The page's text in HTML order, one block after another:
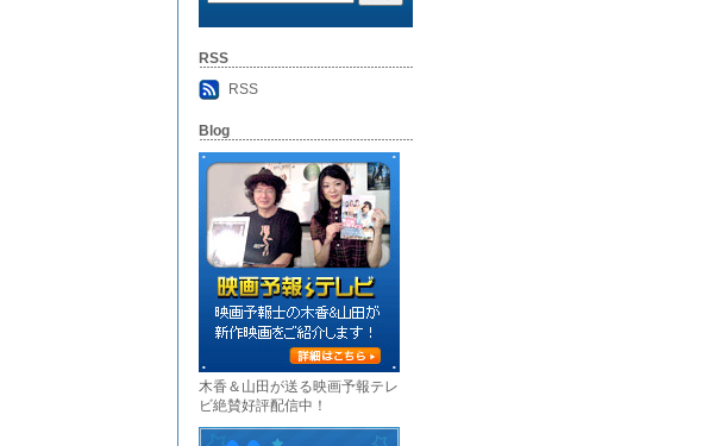
RSS
RSS
Blog
木香＆山田が送る映画予報テレ
ビ絶賛好評配信中！